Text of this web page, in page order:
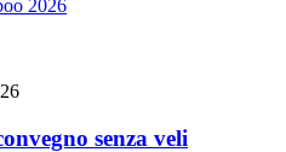
senza veli